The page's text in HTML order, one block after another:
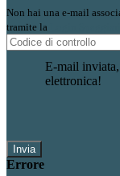
Non hai una e-mail
tramite la
E-mail
elettronica!
Errore